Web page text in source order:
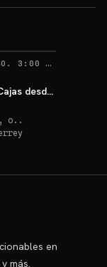
JUE. 13 DE AGO. 3:00 AM
desde
o..
en
más.